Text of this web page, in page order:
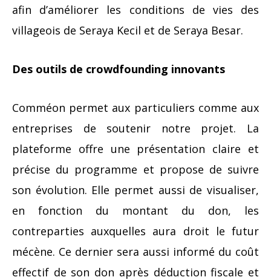
afin d’améliorer les conditions de vies des
villageois de Seraya Kecil et de Seraya Besar.
Des outils de crowdfounding innovants
Comméon permet aux particuliers comme aux
entreprises de soutenir notre projet. La
plateforme offre une présentation claire et
précise du programme et propose de suivre
son évolution. Elle permet aussi de visualiser,
en fonction du montant du don, les
contreparties auxquelles aura droit le futur
mécène. Ce dernier sera aussi informé du coût
effectif de son don après déduction fiscale et